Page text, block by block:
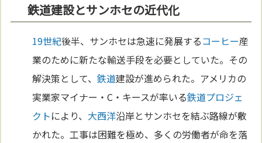
鉄道建設とサンホセの近代化
19世紀後半、サンホセは急速に発展するコーヒー産
業のために新たな輸送手段を必要としていた。その
解決策として、鉄道建設が進められた。アメリカの
実業家マイナー・C・キースが率いる鉄道プロジェ
クトにより、 大西洋沿岸とサンホセを結ぶ路線が敷
かれた。工事は困難を極め、多くの労働者が命を落